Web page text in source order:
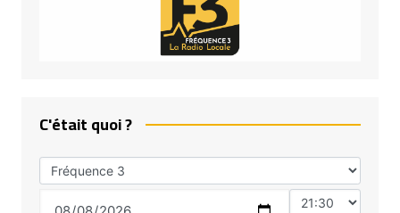
C'était quoi ?